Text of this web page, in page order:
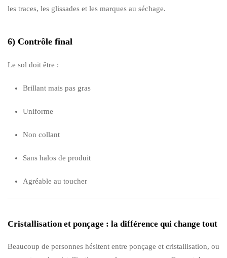
les traces, les glissades et les marques au séchage.
6) Contrôle final
Le sol doit être :
Brillant mais pas gras
Uniforme
Non collant
Sans halos de produit
Agréable au toucher
Cristallisation et ponçage : la différence qui change tout
Beaucoup de personnes hésitent entre ponçage et cristallisation, ou